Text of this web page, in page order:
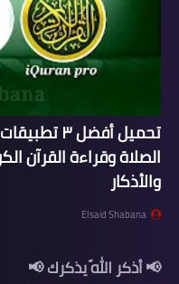
تحميل
الصلاة وقراءة
والأذكار
Elsaid Shabana
📢 أذكر اللّه يذكرك 📢